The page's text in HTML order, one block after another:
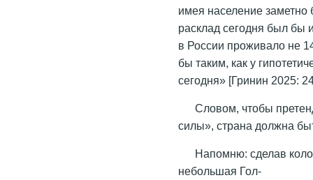
имея население
расклад сегодня был
в России проживало не
бы таким, как у
сегодня» [Гринин 2025:
Словом, чтобы
силы», страна должна
Напомню: сделав
небольшая Гол-